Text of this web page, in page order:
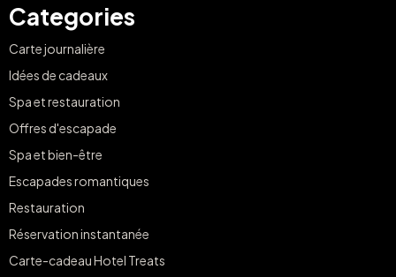
Categories
Carte journalière
Idées de cadeaux
Spa et restauration
Offres d'escapade
Spa et bien-être
Escapades romantiques
Restauration
Réservation instantanée
Carte-cadeau Hotel Treats